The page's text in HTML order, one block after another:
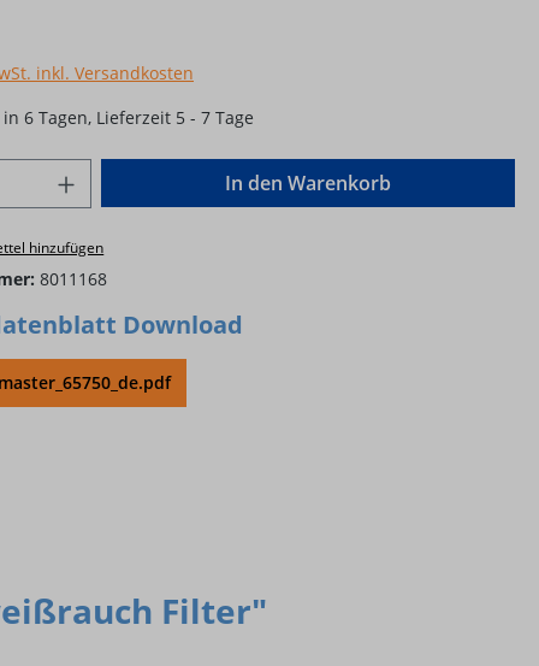
inkl. Versandkosten
6 Tagen, Lieferzeit 5 - 7 Tage
Anzahl: Gib den gewünschten Wert
In den Warenkorb
hinzufügen
8011168
Download
Filter"